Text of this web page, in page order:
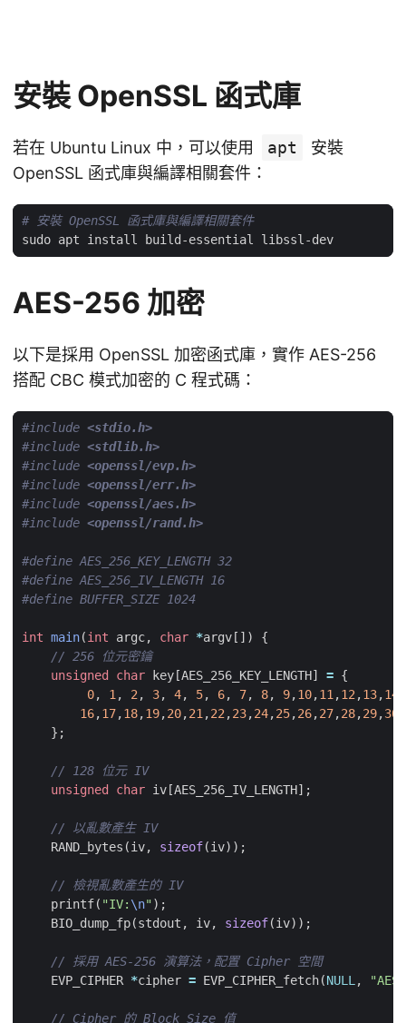
安裝 OpenSSL 函式庫
若在 Ubuntu Linux 中，可以使用 apt
安裝
OpenSSL 函式庫與編譯相關套件：
# 安裝 OpenSSL 函式庫與編譯相關套件
AES-256 加密
以下是採用 OpenSSL 加密函式庫，實作 AES-256
搭配 CBC 模式加密的 C 程式碼：
#include <stdio.h>
#include <stdlib.h>
#include <openssl/evp.h>
#include <openssl/err.h>
#include <openssl/aes.h>
#include <openssl/rand.h>
int main(int argc, char *argv [])
{
unsigned
char key [AES_256_KEY_LENGTH] = {
0, 1, 2, 3, 4, 5, 6, 7, 8, 9,10,11,12,13,14
16,17,18,19,20,21,22,23,24,25,26,27,28,29,30
};
unsigned
char iv [AES_256_IV_LENGTH];
RAND_bytes (iv, sizeof(iv));
printf( "IV: \n");
BIO_dump_fp(stdout , iv, sizeof(iv));
EVP_CIPHER *cipher = EVP_CIPHER_fetch(NULL,